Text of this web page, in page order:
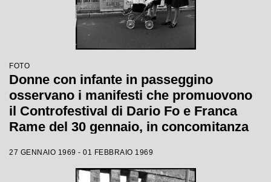
FOTO
Donne con infante in passeggino
osservano i manifesti che promuovono
il Controfestival di Dario Fo e Franca
Rame del 30 gennaio, in concomitanza
27 GENNAIO 1969 - 01 FEBBRAIO 1969